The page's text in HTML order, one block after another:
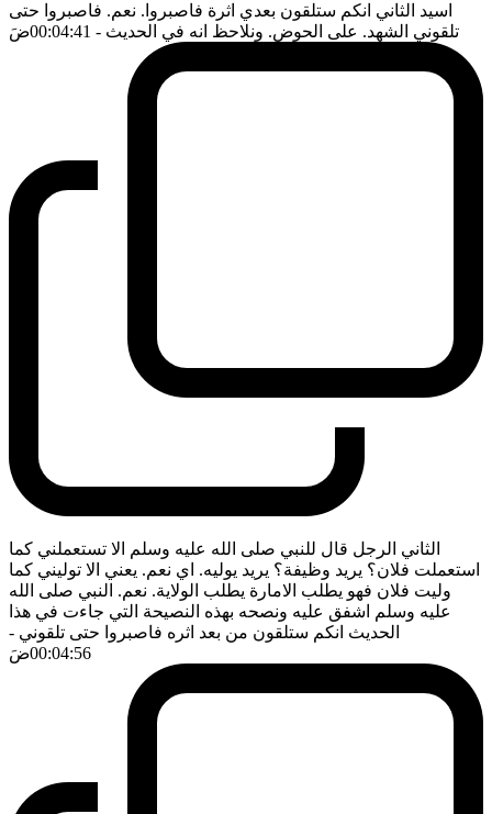
اسيد الثاني انكم ستلقون بعدي اثرة فاصبروا. نعم. فاصبروا حتى
تلقوني الشهد. على الحوض. ونلاحظ انه في الحديث - 00:04:41 ضَ
الثاني الرجل قال للنبي صلى الله عليه وسلم الا تستعملني كما
استعملت فلان؟ يريد وظيفة؟ يريد يوليه. اي نعم. يعني الا توليني كما
وليت فلان فهو يطلب الامارة يطلب الولاية. نعم. النبي صلى الله
عليه وسلم اشفق عليه ونصحه بهذه النصيحة التي جاءت في هذا
الحديث انكم ستلقون من بعد اثره فاصبروا حتى تلقوني -
00:04:56ضَ